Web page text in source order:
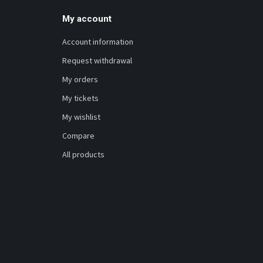
My account
Account information
Request withdrawal
My orders
My tickets
My wishlist
Compare
All products